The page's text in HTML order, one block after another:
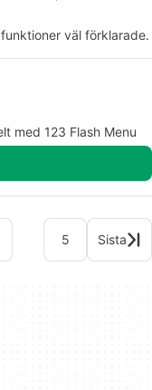
väl förklarade.
med 123 Flash Menu
5 Sista